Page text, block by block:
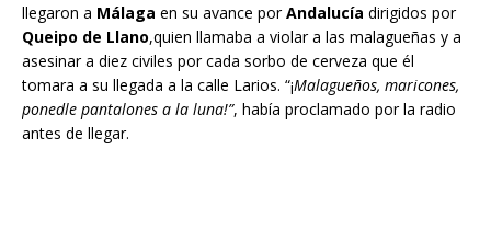
llegaron a Málaga en su avance porAndalucía dirigidos por
Queipo de Llano,quien llamaba a violar a las malagueñas y a
asesinar a diez civiles por cada sorbo de cerveza que él
tomara a su llegada a la calle Larios. “¡Malagueños, maricones,
ponedle pantalones a la luna!”, había proclamado por la radio
antes de llegar.